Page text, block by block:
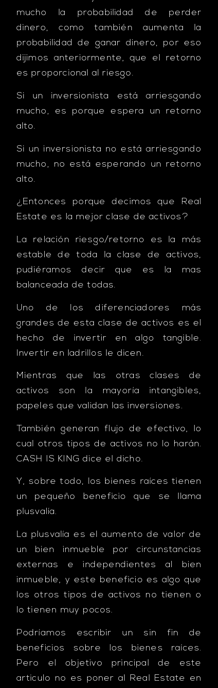
mucho la probabilidad de perder
dinero, como también aumenta la
probabilidad de ganar dinero, por eso
dijimos anteriormente, que el retorno
es proporcional al riesgo.
Si un inversionista está arriesgando
mucho, es porque espera un retorno
alto.
Si un inversionista no está arriesgando
mucho, no está esperando un retorno
alto.
¿Entonces porque decimos que Real
Estate es la mejor clase de activos?
La relación riesgo/retorno es la más
estable de toda la clase de activos,
pudiéramos decir que es la mas
balanceada de todas.
Uno de los diferenciadores más
grandes de esta clase de activos es el
hecho de invertir en algo tangible.
Invertir en ladrillos le dicen.
Mientras que las otras clases de
activos son la mayoría intangibles,
papeles que validan las inversiones.
También generan flujo de efectivo, lo
cual otros tipos de activos no lo harán.
CASH IS KING dice el dicho.
Y, sobre todo, los bienes raíces tienen
un pequeño beneficio que se llama
plusvalía.
La plusvalía es el aumento de valor de
un bien inmueble por circunstancias
externas e independientes al bien
inmueble, y este beneficio es algo que
los otros tipos de activos no tienen o
lo tienen muy pocos.
Podríamos escribir un sin fin de
beneficios sobre los bienes raíces.
Pero el objetivo principal de este
articulo no es poner al Real Estate en